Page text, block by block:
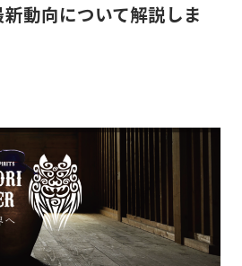
動向について解説しま